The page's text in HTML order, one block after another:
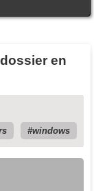
en
windows